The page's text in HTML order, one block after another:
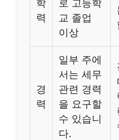
학
력
로 고등학
교 졸업
이상
경
력
일부 주에
서는 세무
관련 경력
을 요구할
수 있습니
다.